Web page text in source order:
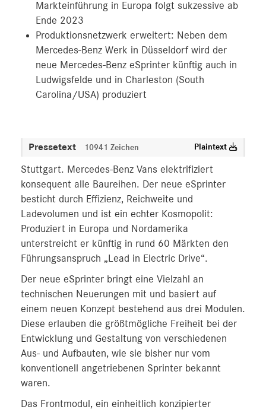
Markteinführung in Europa folgt sukzessive ab
Ende 2023
Produktionsnetzwerk erweitert: Neben dem
Mercedes-Benz Werk in Düsseldorf wird der
neue Mercedes‑Benz eSprinter künftig auch in
Ludwigsfelde und in Charleston (South
Carolina/USA) produziert
Pressetext 10941 Zeichen Plaintext
Stuttgart. Mercedes-Benz Vans elektrifiziert
konsequent alle Baureihen. Der neue eSprinter
besticht durch Effizienz, Reichweite und
Ladevolumen und ist ein echter Kosmopolit:
Produziert in Europa und Nordamerika
unterstreicht er künftig in rund 60 Märkten den
Führungsanspruch „Lead in Electric Drive“.
Der neue eSprinter bringt eine Vielzahl an
technischen Neuerungen mit und basiert auf
einem neuen Konzept bestehend aus drei Modulen.
Diese erlauben die größtmögliche Freiheit bei der
Entwicklung und Gestaltung von verschiedenen
Aus- und Aufbauten, wie sie bisher nur vom
konventionell angetriebenen Sprinter bekannt
waren.
Das Frontmodul, ein einheitlich konzipierter